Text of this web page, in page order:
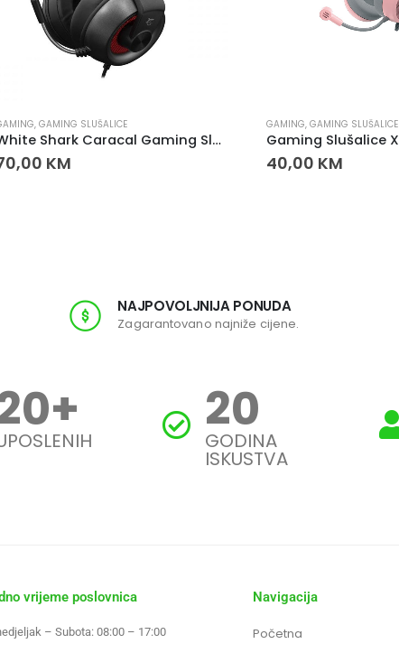
, GAMING SLUŠALICE
White Shark Caracal Gaming Slušalice sa Mikrofonom
KM
GAMING, GAMING SLUŠALICE
40,00 KM
NAJPOVOLJNIJA PONUDA
Zagarantovano najniže cijene.
+ 20
GODINA
ISKUSTVA
vrijeme poslovnica
– Subota: 08:00 – 17:00
Navigacija
Početna